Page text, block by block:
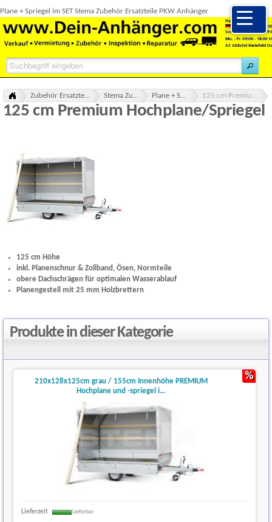
Plane + Spriegel im SET Stema Zubehör Ersatzteile PKW Anhänger
125 cm Premium Hochplane/Spriegel
125 cm Höhe
inkl. Planenschnur & Zollband, Ösen, Normteile
obere Dachschrägen für optimalen Wasserablauf
Planengestell mit 25 mm Holzbrettern
Produkte in dieser Kategorie
210x128x125cm grau / 155cm Innenhöhe PREMIUM
Hochplane und -spriegel i...
Lieferzeit Lieferbar
%